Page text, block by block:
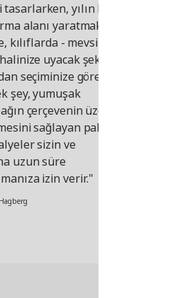
polyester, daha
iyi esneklik sağlayan
Anders ve ekibi daha
şekillendirerek oturma
için yenilikçi bir
benzer.
yerinde
Birkaç yıllık
Anders,
hem güzel oturma
hem de birlikte
yardımcı
yılın her
alanı yaratmak
- mevsime,
uyacak şekilde -
seçiminize göre
şey, yumuşak
çerçevenin üzerine
sağlayan pahlı
sizin ve
uzun süre
izin verir."